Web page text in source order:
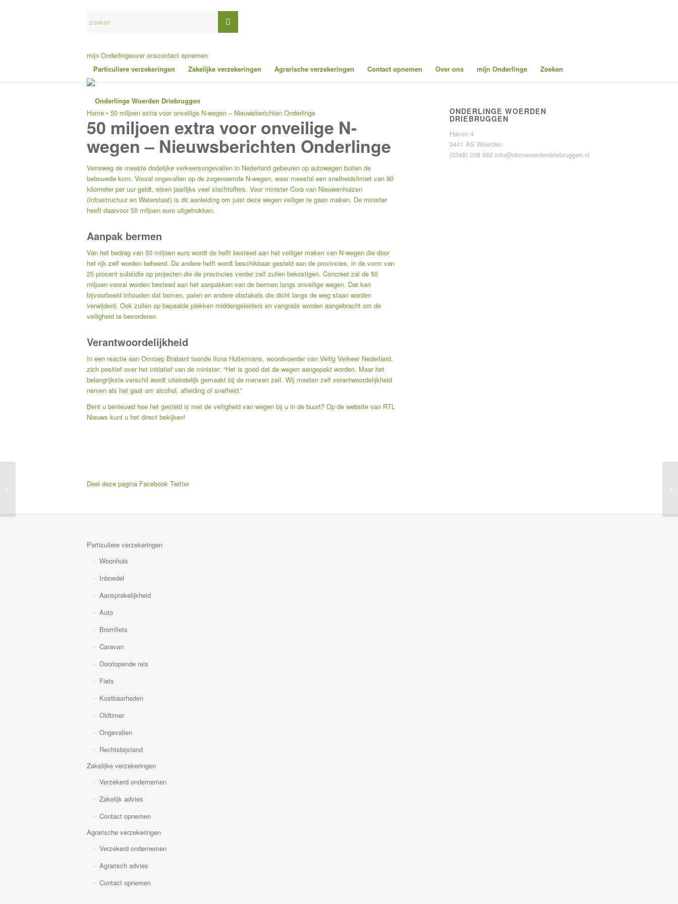
mijn Onderlingeover onscontact opnemen
Particuliere verzekeringen
Zakelijke verzekeringen Agrarische verzekeringen Contact opnemen Over ons mijn Onderlinge Zoeken
Home • 50 miljoen extra voor onveilige N-wegen – Nieuwsberichten Onderlinge
50 miljoen extra voor onveilige N-
wegen – Nieuwsberichten Onderlinge
Verreweg de meeste dodelijke verkeersongevallen in Nederland gebeuren op autowegen buiten de
bebouwde kom. Vooral ongevallen op de zogenoemde N-wegen, waar meestal een snelheidslimiet van 80
kilometer per uur geldt, eisen jaarlijks veel slachtoffers. Voor minister Cora van Nieuwenhuizen
(Infrastructuur en Waterstaat) is dit aanleiding om juist deze wegen veiliger te gaan maken. De minister
heeft daarvoor 50 miljoen euro uitgetrokken.
Aanpak bermen
Van het bedrag van 50 miljoen euro wordt de helft besteed aan het veiliger maken van N-wegen die door
het rijk zelf worden beheerd. De andere helft wordt beschikbaar gesteld aan de provincies, in de vorm van
25 procent subsidie op projecten die de provincies verder zelf zullen bekostigen. Concreet zal de 50
miljoen vooral worden besteed aan het aanpakken van de bermen langs onveilige wegen. Dat kan
bijvoorbeeld inhouden dat bomen, palen en andere obstakels die dicht langs de weg staan worden
verwijderd. Ook zullen op bepaalde plekken middengeleiders en vangrails worden aangebracht om de
veiligheid te bevorderen.
Verantwoordelijkheid
In een reactie aan Omroep Brabant toonde Ilona Hultermans, woordvoerder van Veilig Verkeer Nederland,
zich positief over het initiatief van de minister: “Het is goed dat de wegen aangepakt worden. Maar het
belangrijkste verschil wordt uiteindelijk gemaakt bij de mensen zelf. Wij moeten zelf verantwoordelijkheid
nemen als het gaat om alcohol, afleiding of snelheid.”
Bent u benieuwd hoe het gesteld is met de veiligheid van wegen bij u in de buurt? Op de website van RTL
Nieuws kunt u het direct bekijken!
Deel deze pagina Facebook Twitter
ONDERLINGE WOERDEN
DRIEBRUGGEN
Haven 4
3441 AS Woerden
(0348) 238 662 info@obmwoerdendriebruggen.nl
Particuliere verzekeringen
Woonhuis
Inboedel
Aansprakelijkheid
Auto
Bromfiets
Caravan
Doorlopende reis
Fiets
Kostbaarheden
Oldtimer
Ongevallen
Rechtsbijstand
Zakelijke verzekeringen
Verzekerd ondernemen
Zakelijk advies
Contact opnemen
Agrarische verzekeringen
Verzekerd ondernemen
Agrarisch advies
Contact opnemen